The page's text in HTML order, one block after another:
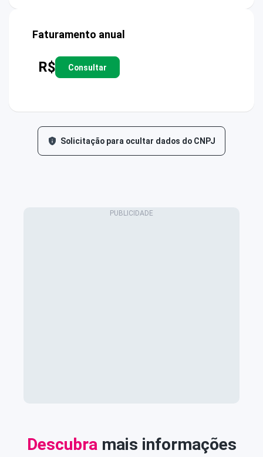
Faturamento anual
R$ Consultar
Solicitação para ocultar dados do CNPJ
Descubramais informações